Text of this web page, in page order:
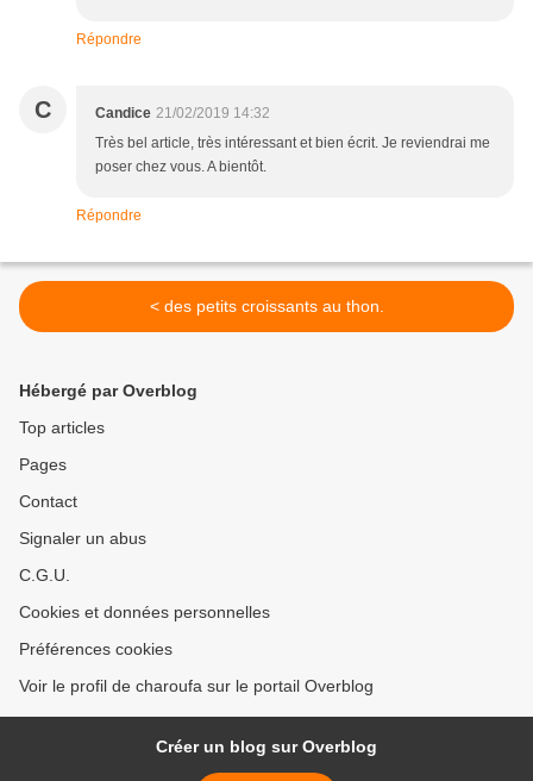
Répondre
C Candice 21/02/2019 14:32
Très bel article, très intéressant et bien écrit. Je reviendrai me
poser chez vous. A bientôt.
Répondre
< des petits croissants au thon.
Hébergé par Overblog
Top articles
Pages
Contact
Signaler un abus
C.G.U.
Cookies et données personnelles
Préférences cookies
Voir le profil de charoufa sur le portail Overblog
Créer un blog sur Overblog